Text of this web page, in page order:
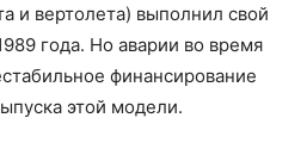
и вертолета) выполнил свой
года. Но аварии во время
финансирование
этой модели.